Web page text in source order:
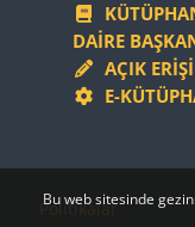
Bu web sitesinde
DAIRE
AÇIK
E-
Bloklar
Bloklar
Politikalar